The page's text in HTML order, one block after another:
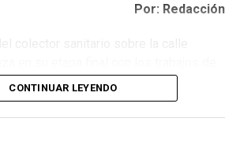
Por: Redacción
parte de la Dirección de Obras Públicas
San Luis Potosí, una vez que
la sustitución de la infraestructura
CONTINUAR LEYENDO